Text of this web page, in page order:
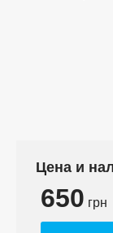
Цена и
650 грн